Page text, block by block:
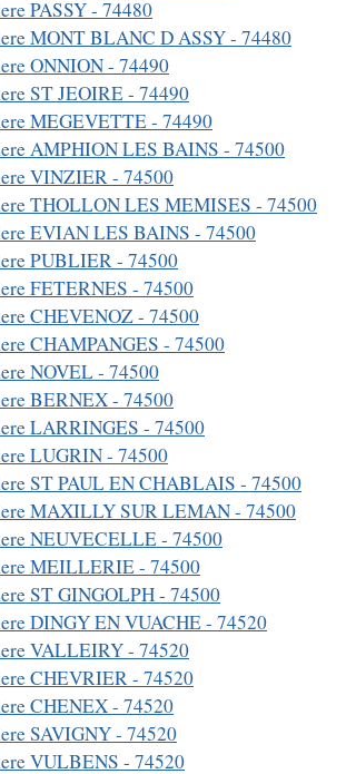
PASSY - 74480
MONT BLANC D ASSY - 74480
ONNION - 74490
ST JEOIRE - 74490
MEGEVETTE - 74490
AMPHION LES BAINS - 74500
VINZIER - 74500
THOLLON LES MEMISES - 74500
EVIAN LES BAINS - 74500
PUBLIER - 74500
FETERNES - 74500
CHEVENOZ - 74500
CHAMPANGES - 74500
NOVEL - 74500
BERNEX - 74500
LARRINGES - 74500
LUGRIN - 74500
ST PAUL EN CHABLAIS - 74500
MAXILLY SUR LEMAN - 74500
NEUVECELLE - 74500
MEILLERIE - 74500
ST GINGOLPH - 74500
DINGY EN VUACHE - 74520
VALLEIRY - 74520
CHEVRIER - 74520
CHENEX - 74520
SAVIGNY - 74520
VULBENS - 74520